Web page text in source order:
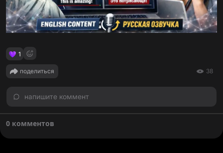
1
поделиться 38
напишите коммент
0 комментов